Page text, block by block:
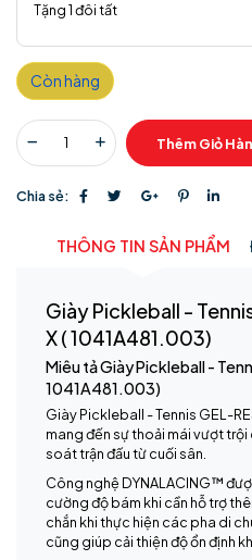
Tặng 1 đôi tất
Còn hàng
Thêm Giỏ
Chia sẻ:
THÔNG TIN SẢN PHẨM
Giày Pickleball -
X ( 1041A481.003)
Miêu tả Giày Pickleball -
1041A481.003)
Giày Pickleball - Tennis GEL-
mang đến sự thoải mái vượt
soát trận đấu từ cuối sân.
Công nghệ DYNALACING™
cường độ bám khi cần hỗ trợ
chắn khi thực hiện các pha di
cũng giúp cải thiện độ ổn định